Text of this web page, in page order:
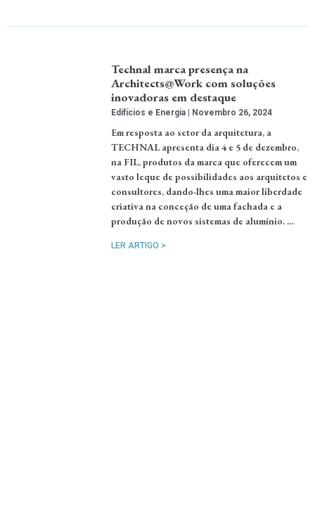
Technal marca presença na
Architects@Work com soluções
inovadoras em destaque
Edifícios e Energia Novembro 26, 2024
Em resposta ao setor da arquitetura, a
TECHNAL apresenta dia 4 e 5 de dezembro,
na FIL, produtos da marca que oferecem um
vasto leque de possibilidades aos arquitetos e
consultores, dando-lhes uma maior liberdade
criativa na conceção de uma fachada e a
produção de novos sistemas de alumínio. …
LER ARTIGO >